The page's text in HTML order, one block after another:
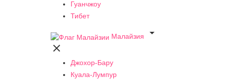
Гуанчжоу
Тибет
Малайзия


Джохор-Бару
Куала-Лумпур